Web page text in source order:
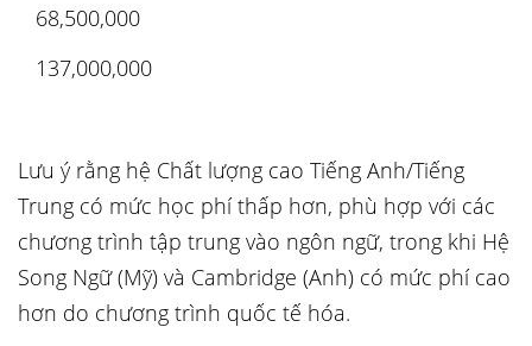
68,500,000
137,000,000
Lưu ý rằng hệ Chất lượng cao Tiếng Anh/Tiếng
Trung có mức học phí thấp hơn, phù hợp với các
chương trình tập trung vào ngôn ngữ, trong khi Hệ
Song Ngữ (Mỹ) và Cambridge (Anh) có mức phí cao
hơn do chương trình quốc tế hóa.